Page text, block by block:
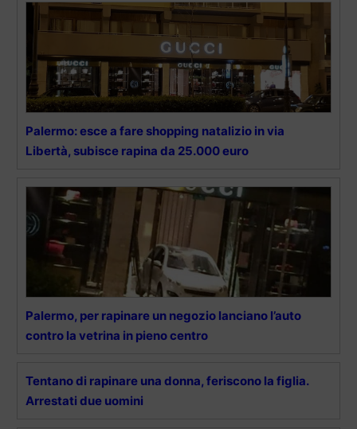
Palermo: esce a fare shopping natalizio in via
Libertà, subisce rapina da 25.000 euro
Palermo, per rapinare un negozio lanciano l’auto
contro la vetrina in pieno centro
Tentano di rapinare una donna, feriscono la figlia.
Arrestati due uomini